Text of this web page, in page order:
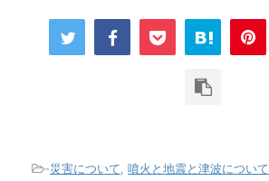
-災害について, 噴火と地震と津波について